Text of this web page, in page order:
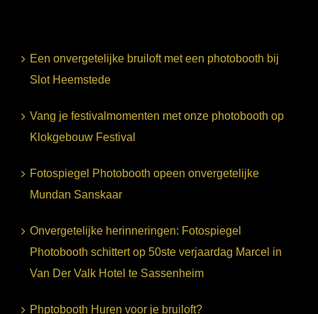
Een onvergetelijke bruiloft met een photobooth bij
Slot Heemstede
Vang je festivalmomenten met onze photobooth op
Klokgebouw Festival
Fotospiegel Photobooth opeen onvergetelijke
Mundan Sanskaar
Onvergetelijke herinneringen: Fotospiegel
Photobooth schittert op 50ste verjaardag Marcel in
Van Der Valk Hotel te Sassenheim
Phptobooth Huren voor je bruiloft?